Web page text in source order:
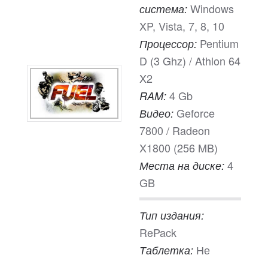
система: Windows
XP, Vista, 7, 8, 10
Процессор: Pentium
D (3 Ghz) / Athlon 64
X2
RAM: 4 Gb
Видео: Geforce
7800 / Radeon
X1800 (256 MB)
Места на диске: 4
GB
Тип издания:
RePack
Таблетка: Не